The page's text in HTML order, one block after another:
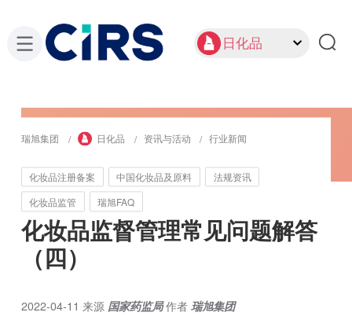
日化品
瑞旭集团 日化品 资讯与活动 行业新闻
化妆品注册备案 中国化妆品及原料
法规资讯
化妆品监管
瑞旭FAQ
化妆品监督管理常见问题解答
（四）
2022-04-11 来源 国家药监局 作者 瑞旭集团